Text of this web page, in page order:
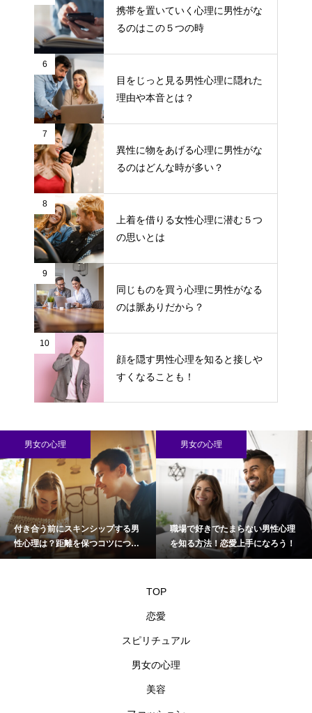
携帯を置いていく心理に男性がな
るのはこの５つの時
6
目をじっと見る男性心理に隠れた
理由や本音とは？
7
異性に物をあげる心理に男性がな
るのはどんな時が多い？
8
上着を借りる女性心理に潜む５つ
の思いとは
9
同じものを買う心理に男性がなる
のは脈ありだから？
10
顔を隠す男性心理を知ると接しや
すくなることも！
男女の心理
付き合う前にスキンシップする男
性心理は？距離を保つコツについ
て
男女の心理
職場で好きでたまらない男性心理
を知る方法！恋愛上手になろう！
TOP
恋愛
スピリチュアル
男女の心理
美容